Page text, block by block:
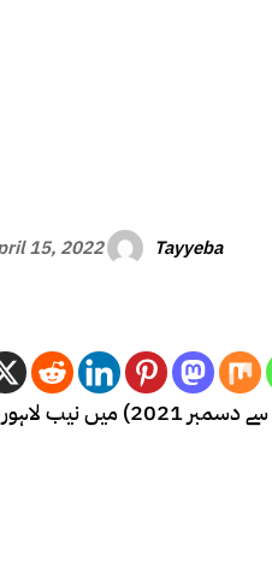
15, 2022 Tayyeba
لاہور ( وی او پی نیوز ) ڈائریکٹر جنرل نیب شہزاد سلیم کی بطور ڈی جی نیب لاہور پہلے دور (اپریل 2017 سے دسمبر